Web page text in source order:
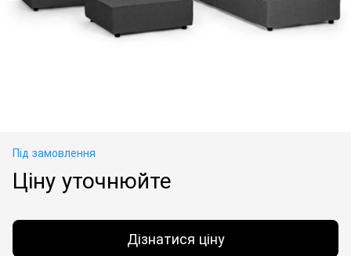
Під замовлення
Ціну уточнюйте
Дізнатися ціну